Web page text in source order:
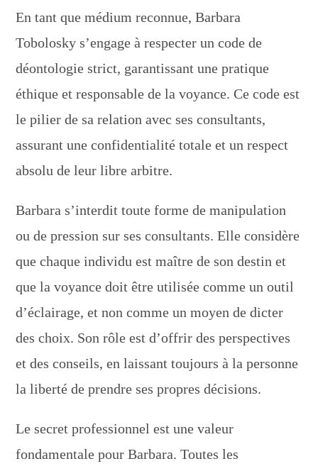
En tant que médium reconnue, Barbara
Tobolosky s’engage à respecter un code de
déontologie strict, garantissant une pratique
éthique et responsable de la voyance. Ce code est
le pilier de sa relation avec ses consultants,
assurant une confidentialité totale et un respect
absolu de leur libre arbitre.
Barbara s’interdit toute forme de manipulation
ou de pression sur ses consultants. Elle considère
que chaque individu est maître de son destin et
que la voyance doit être utilisée comme un outil
d’éclairage, et non comme un moyen de dicter
des choix. Son rôle est d’offrir des perspectives
et des conseils, en laissant toujours à la personne
la liberté de prendre ses propres décisions.
Le secret professionnel est une valeur
fondamentale pour Barbara. Toutes les